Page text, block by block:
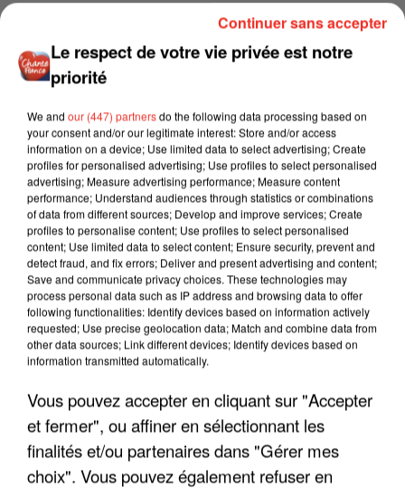
LES INTERVIEWS CHANTE
FRANCE
Le respect de votre vie privée est notre
priorité
We and our (447) partnersdo the following data processing based on
your consent and/or our legitimate interest: Store and/or access
information on a device; Use limited data to select advertising; Create
profiles for personalised advertising; Use profiles to select personalised
advertising; Measure advertising performance; Measure content
performance; Understand audiences through statistics or combinations
of data from different sources; Develop and improve services; Create
profiles to personalise content; Use profiles to select personalised
content; Use limited data to select content; Ensure security, prevent and
detect fraud, and fix errors; Deliver and present advertising and content;
Save and communicate privacy choices. These technologies may
process personal data such as IP address and browsing data to offer
following functionalities: Identify devices based on information actively
requested; Use precise geolocation data; Match and combine data from
other data sources; Link different devices; Identify devices based on
information transmitted automatically.
Vous pouvez accepter en cliquant sur "Accepter
et fermer", ou affiner en sélectionnant les
finalités et/ou partenaires dans "Gérer mes
choix". Vous pouvez également refuser en
Continuer sans accepter